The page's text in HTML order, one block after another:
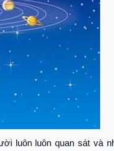
luôn luôn quan sát và